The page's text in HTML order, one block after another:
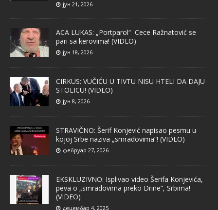
јун 21, 2026
ACA LUKAS: „Portparol“ Cece Ražnatović se
pari sa kerovima! (VIDEO)
јун 18, 2026
CIRKUS: VUČIĆU U TIVTU NISU HTELI DA DAJU
STOLICU! (VIDEO)
јун 8, 2026
STRAVIČNO: Šerif Konjević napisao pesmu u
kojoj Srbe naziva „smradovima“! (VIDEO)
фебруар 27, 2026
EKSKLUZIVNO: Isplivao video Šerifa Konjevića,
peva o „smradovima preko Drine“, Srbima!
(VIDEO)
децембар 4, 2025